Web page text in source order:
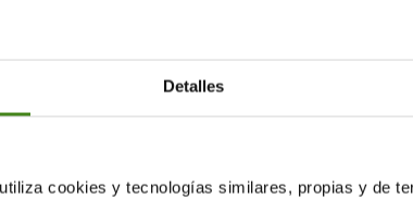
Detalles
cookies y tecnologías similares, propias y de